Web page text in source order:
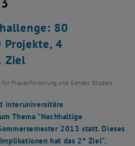
Startseite auflisten
80
Projekte, 4
Ziel
Frauenforderung und Gender Studies
interuniversitäre
Thema "Nachhaltige
2013 statt. Dieses
hat das 2° Ziel".